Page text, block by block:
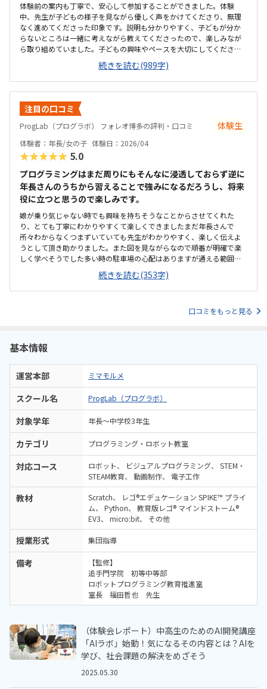
体験前の案内も丁寧で、安心して参加することができました。体験
中、先生が子どもの様子を見ながら優しく声をかけてくださり、無理
なく進めてくださった印象です。説明も分かりやすく、子どもが分か
らないところは一緒に考えながら教えてくださったので、楽しみなが
ら取り組めていました。子どもの興味やペースを大切にしてくださる
指導方針だと感じました。子ども自身もまた行きたいと言っていたの
で、先生の関わり方が良かったのだと思います。レゴを使った教材だ
ったため、子どもが楽しみながら自然に取り組めていたのが印象的で
した。遊び感覚だけではなく、考えて組み立てたり動きを試したりす
る場面があり、プログラミング的な思考につながる内容だと感じまし
た。授業も子どもの理解度やペースに合わせて進められていて、難し
すぎず飽きずに参加できていました。実際に手を動かしながら学べる
した。子どもが「またやりたい」と思える内容だった点も良かったで
す。自宅から近く、通いやすい立地だと感じました。移動時間の負担
環境で、継続して通うことを考えると便利だと思いました。アクセス
面でも特に不便は感じませんでした。教室は明るく清潔感があり、子
どもが過ごしやすい雰囲気だと感じました。机や椅子などの設備も整
っていて、落ち着いて授業に参加できそうでした。教材に集中しやす
い環境で、初めての体験でも緊張しすぎず取り組めていた印象です。
全体的に安心して子どもを通わせられる教室だと感じました。他の教
室の料金は詳しく分かりませんが、授業内容や月3回という回数を考え
ると、納得できる料金設定だと感じました。子どもが楽しみながら学
べる内容で、実際に体験してみて価格に対して満足感がありました。
無理なく続けやすい範囲の料金だと思います。レゴを使いながら楽し
授業内容も難しすぎず、考えながら手を動かせる内容だったので、集
中して楽しそうに参加していたのが印象的でした。体験後に子どもが
続きを読む(989字)
注目の口コミ
ProgLab（プログラボ） フォレオ博多の評判・口コミ 体験生
体験者：年長/女の子 体験日：2026/04
★★★★★ 5.0
プログラミングはまだ周りにもそんなに浸透しておらず逆に
年長さんのうちから習えることで強みになるだろうし、将来
役に立つと思うので楽しみです。
娘が乗り気じゃない時でも興味を持ちそうなことからさせてくれた
り、とても丁寧にわかりやすくて楽しくできましたまだ年長さんで
所々わからなくつまずいていても先生がわかりやすく、楽しく伝えよ
うとして頂き助かりました。また図を見ながらなので順番が明確で楽
しく学べそうでした多い時の駐車場の心配はありますが通える範囲内
なので助かりますまた周辺にいろんなお店もあるのでその後の買い物
などもスムーズで駐車場も割と多いので助かります。ちょうど良い広
さで清潔で綺麗でした机や椅子の間隔も十分に取れていて広々と使え
回なので安くはないと思いました他のしている習い事は月に3、4回で5
続きを読む(353字)
口コミをもっと見る
基本情報
運営本部 ミマモルメ
スクール名 ProgLab（プログラボ）
対象学年 年長～中学校3年生
カテゴリ プログラミング・ロボット教室
対応コース ロボット ビジュアルプログラミング
STEM・
STEAM教育
動画制作 電子工作
教材 Scratch
レゴ®エデュケーション SPIKE™ プライ
ム
Python
教育版レゴ® マインドストーム®
EV3
micro:bit その他
授業形式 集団指導
備考
【監修】
追手門学院 初等中等部
ロボットプログラミング教育推進室
室長 福田哲也 先生
（体験会レポート）中高生のためのAI開発講座
「AIラボ」始動！気になるその内容とは？AIを
学び、社会課題の解決をめざそう
2025.05.30